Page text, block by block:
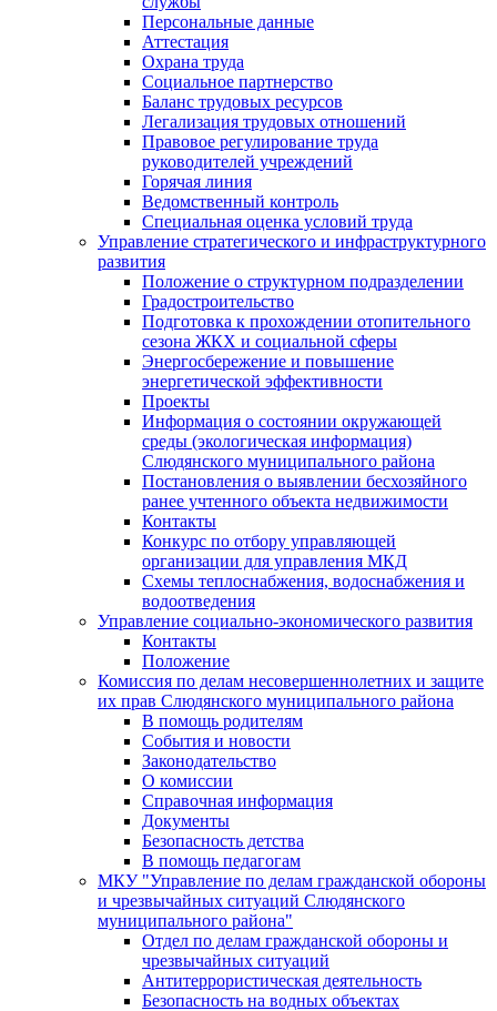
Персональные данные
Аттестация
Охрана труда
Социальное партнерство
Баланс трудовых ресурсов
Легализация трудовых отношений
Правовое регулирование труда
руководителей учреждений
Горячая линия
Ведомственный контроль
Специальная оценка условий труда
Управление стратегического и инфраструктурного
развития
Положение о структурном подразделении
Градостроительство
Подготовка к прохождении отопительного
сезона ЖКХ и социальной сферы
Энергосбережение и повышение
энергетической эффективности
Проекты
Информация о состоянии окружающей
среды (экологическая информация)
Слюдянского муниципального района
Постановления о выявлении бесхозяйного
ранее учтенного объекта недвижимости
Контакты
Конкурс по отбору управляющей
организации для управления МКД
Схемы теплоснабжения, водоснабжения и
водоотведения
Управление социально-экономического развития
Контакты
Положение
Комиссия по делам несовершеннолетних и защите
их прав Слюдянского муниципального района
В помощь родителям
События и новости
Законодательство
О комиссии
Справочная информация
Документы
Безопасность детства
В помощь педагогам
МКУ "Управление по делам гражданской обороны
и чрезвычайных ситуаций Слюдянского
муниципального района"
Отдел по делам гражданской обороны и
чрезвычайных ситуаций
Антитеррористическая деятельность
Безопасность на водных объектах